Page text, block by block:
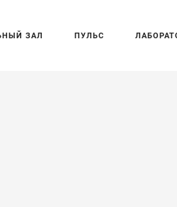
ЗАЛ ПУЛЬС